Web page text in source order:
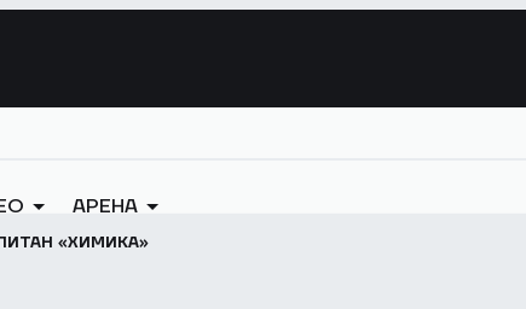
АРЕНА
«ХИМИКА»